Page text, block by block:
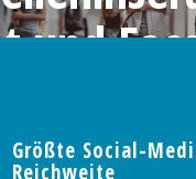
und
Größte Social-
Reichweite